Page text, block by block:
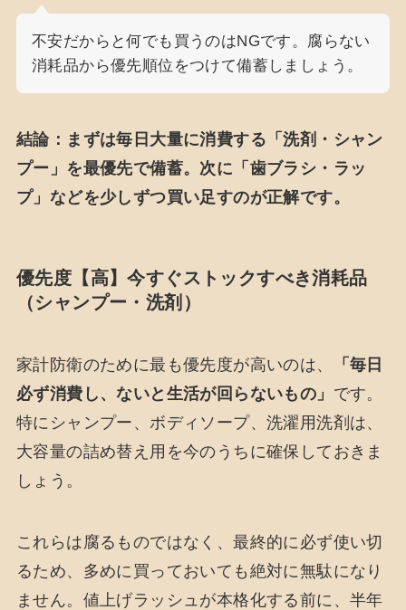
不安だからと何でも買うのはNGです。腐らない
消耗品から優先順位をつけて備蓄しましょう。
結論：まずは毎日大量に消費する「洗剤・シャン
プー」を最優先で備蓄。次に「歯ブラシ・ラッ
プ」などを少しずつ買い足すのが正解です。
優先度【高】今すぐストックすべき消耗品
（シャンプー・洗剤）
家計防衛のために最も優先度が高いのは、
「毎日
必ず消費し、ないと生活が回らないもの」 です。
特にシャンプー、ボディソープ、洗濯用洗剤は、
大容量の詰め替え用を今のうちに確保しておきま
しょう。
これらは腐るものではなく、最終的に必ず使い切
るため、多めに買っておいても絶対に無駄になり
ません。値上げラッシュが本格化する前に、半年